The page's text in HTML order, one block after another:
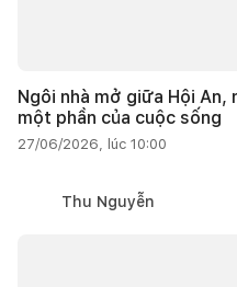
Ngôi nhà mở giữa Hội
một phần của cuộc sống
27/06/2026, lúc 10:00
Thu Nguyễn